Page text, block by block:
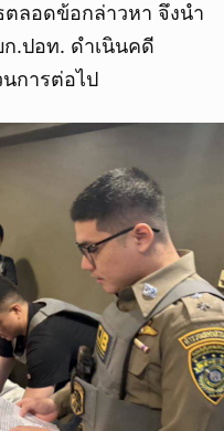
ลอดข้อกล่าวหา จึงนำ
.ปอท. ดำเนินคดี
การต่อไป